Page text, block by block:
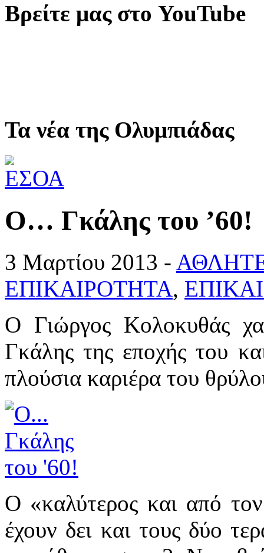
Βρείτε μας στο YouTube
Τα νέα της Ολυμπιάδας
Ο… Γκάλης του ’60!
3 Μαρτίου 2013 -
ΕΠΙΚΑΙΡΟΤΗΤΑ,
Ο Γιώργος Κολοκυθάς
Γκάλης της εποχής του
πλούσια καριέρα του
Ο «καλύτερος και από
έχουν δει και τους δύο